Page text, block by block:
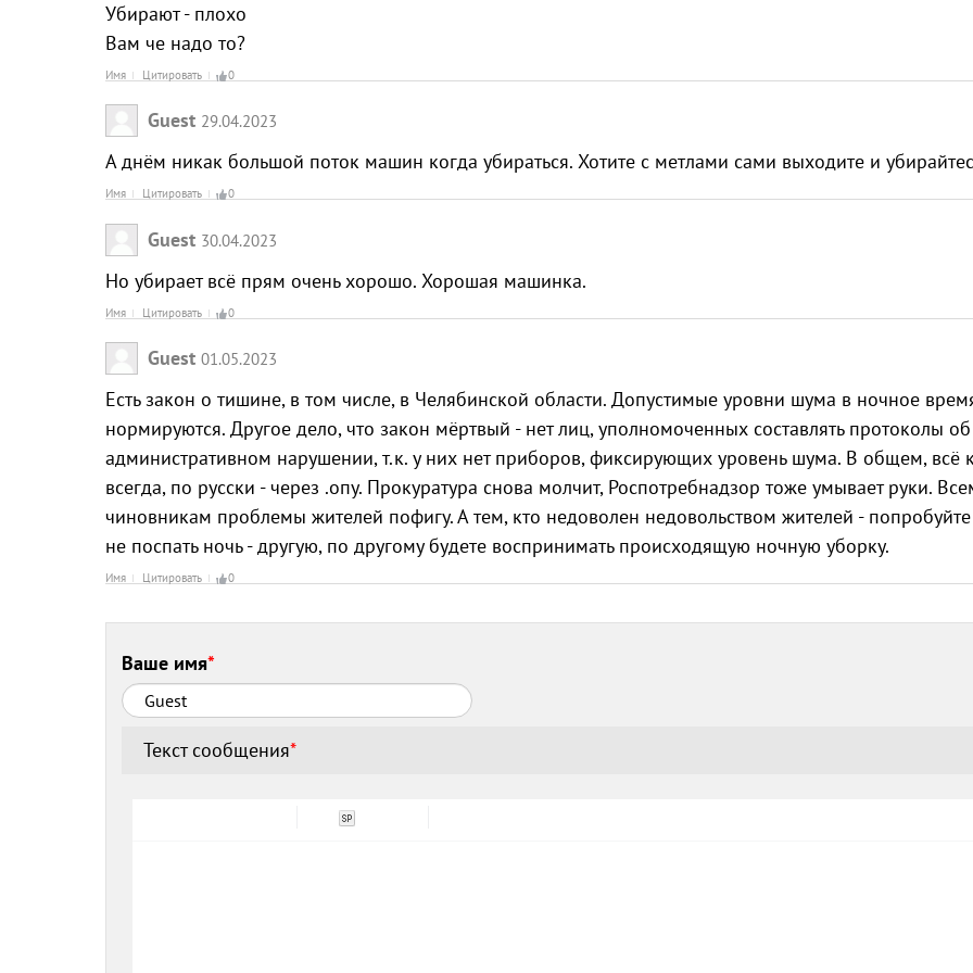
Убирают - плохо
Вам че надо то?
Имя Цитировать 0
Guest 29.04.2023
А днём никак большой поток машин когда убираться. Хотите с метлами сами выходите и
Имя Цитировать 0
Guest 30.04.2023
Но убирает всё прям очень хорошо. Хорошая машинка.
Имя Цитировать 0
Guest 01.05.2023
Есть закон о тишине, в том числе, в Челябинской области. Допустимые уровни шума в ночное
нормируются. Другое дело, что закон мёртвый - нет лиц, уполномоченных составлять протоколы об
административном нарушении, т.к. у них нет приборов, фиксирующих уровень шума. В общем, всё
всегда, по русски - через .опу. Прокуратура снова молчит, Роспотребнадзор тоже умывает руки.
чиновникам проблемы жителей пофигу. А тем, кто недоволен недовольством жителей -
не поспать ночь - другую, по другому будете воспринимать происходящую ночную уборку.
Имя Цитировать 0
Ваше имя*
Текст сообщения*